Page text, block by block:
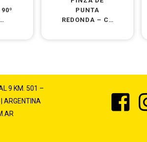
PUNTA
REDONDA – CR
9 KM. 501 –
ARGENTINA